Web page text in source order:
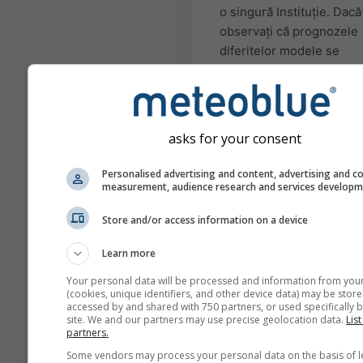
o singură Instituție. Dacă
observați că prognozele
diferitelor modele se
contrazic, există foarte
șanse de a prognoza
pentru acea perioadă.
prognozele sezoniere
destul de precise. Cele
cunoscute exemple sunt
Forecast (ECMWF),
Center of Environmental
Prediction (NCEP/NOAA),
German Weather Service
asks for your consent
Personalised advertising and content, advertising and
measurement, audience research and services
Store and/or access information on a device
Learn more
Your personal data will be processed and information from
(cookies, unique identifiers, and other device data) may be
accessed by and shared with 750 partners, or used specifically
site. We and our partners may use precise geolocation data.
partners.
Some vendors may process your personal data on the basis of